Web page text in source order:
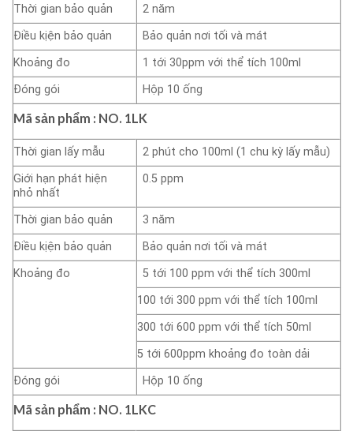
Thời gian bảo quản
2 năm
Điều kịện bảo quản
Bảo quản nơi tối và mát
Khoảng đo
1 tới 30ppm với thể tích 100ml
Đóng gói
Hộp 10 ống
Mã sản phẩm : NO. 1LK
Thời gian lấy mẫu
2 phút cho 100ml (1 chu kỳ lấy mẫu)
Giới hạn phát hiện
nhỏ nhất
0.5 ppm
Thời gian bảo quản
3 năm
Điều kịện bảo quản
Bảo quản nơi tối và mát
Khoảng đo
5 tới 100 ppm với thể tích 300ml
100 tới 300 ppm với thể tích 100ml
300 tới 600 ppm với thể tích 50ml
5 tới 600ppm khoảng đo toàn dải
Đóng gói
Hộp 10 ống
Mã sản phẩm : NO. 1LKC